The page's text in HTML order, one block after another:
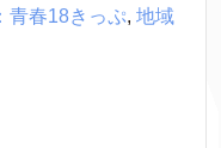
青春18きっぷ, 地域